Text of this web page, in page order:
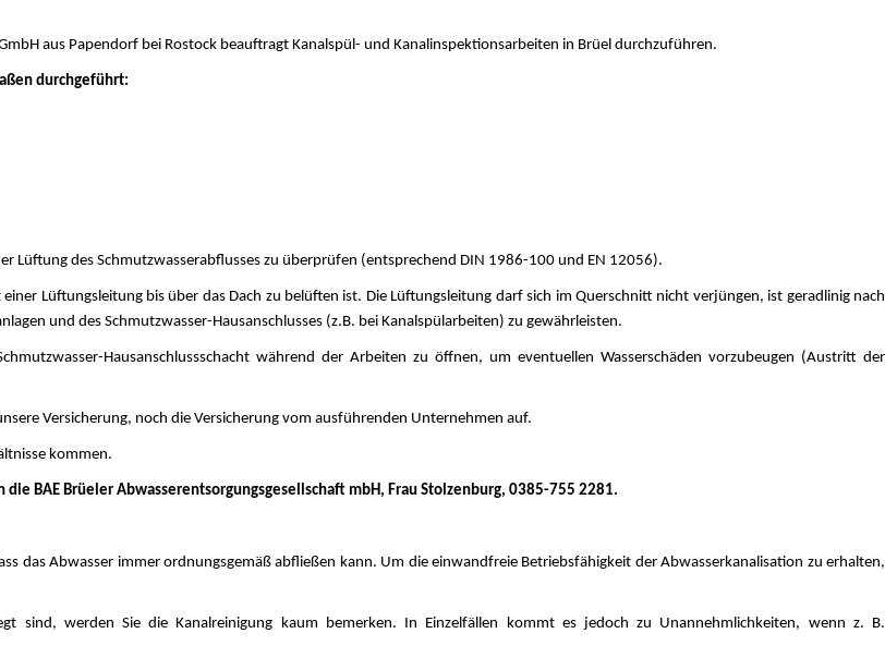
aus Papendorf bei Rostock beauftragt Kanalspül- und Kanalinspektionsarbeiten in Brüel durchzuführen.
durchgeführt:
des Schmutzwasserabflusses zu überprüfen (entsprechend DIN 1986-100 und EN 12056).
Lüftungsleitung bis über das Dach zu belüften ist. Die Lüftungsleitung darf sich im Querschnitt nicht verjüngen, ist geradlinig nach
und des Schmutzwasser-Hausanschlusses (z.B. bei Kanalspülarbeiten) zu gewährleisten.
Hausanschlussschacht während der Arbeiten zu öffnen, um eventuellen Wasserschäden vorzubeugen (Austritt der
Versicherung, noch die Versicherung vom ausführenden Unternehmen auf.
kommen.
BAE Brüeler Abwasserentsorgungsgesellschaft mbH, Frau Stolzenburg, 0385-755 2281.
das Abwasser immer ordnungsgemäß abfließen kann. Um die einwandfreie Betriebsfähigkeit der Abwasserkanalisation zu erhalten,
sind, werden Sie die Kanalreinigung kaum bemerken. In Einzelfällen kommt es jedoch zu Unannehmlichkeiten, wenn z. B.